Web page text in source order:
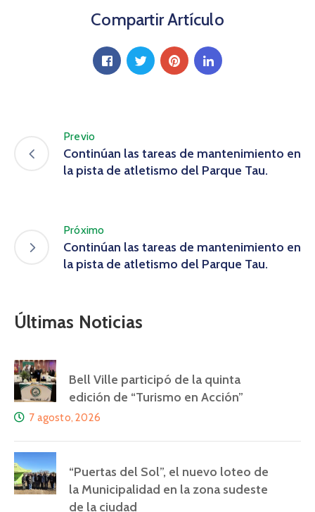
Compartir Artículo
Previo
Continúan las tareas de mantenimiento en
la pista de atletismo del Parque Tau.
Próximo
Continúan las tareas de mantenimiento en
la pista de atletismo del Parque Tau.
Últimas Noticias
Bell Ville participó de la quinta
edición de “Turismo en Acción”
7 agosto, 2026
“Puertas del Sol”, el nuevo loteo de
la Municipalidad en la zona sudeste
de la ciudad